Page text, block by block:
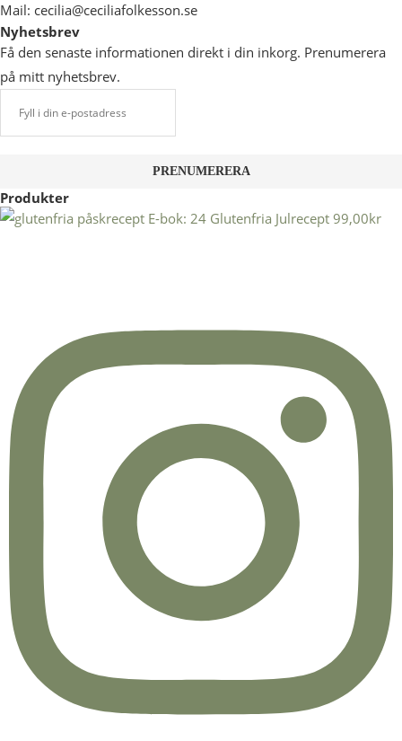
Mail: cecilia@ceciliafolkesson.se
Nyhetsbrev
Få den senaste informationen direkt i din inkorg. Prenumerera
på mitt nyhetsbrev.
Produkter
E-bok: 24 Glutenfria Julrecept 99,00kr